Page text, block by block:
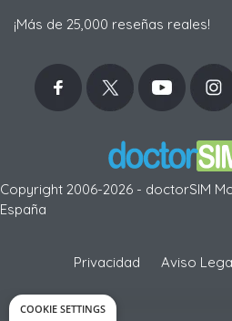
¡Más de 25,000 reseñas reales!
Copyright 2006-2026 - doctorSIM
España
Privacidad Aviso
COOKIE SETTINGS